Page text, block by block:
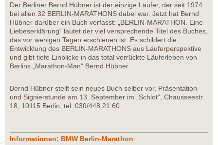
Der Berliner Bernd Hübner ist der einzige Läufer, der seit 1974
bei allen 32 BERLIN-MARATHONS dabei war. Jetzt hat Bernd
Hübner darüber ein Buch verfasst: „BERLIN-MARATHON. Eine
Liebeserklärung“ lautet der viel versprechende Titel des Buches,
das vor wenigen Tagen erschienen ist. Es schildert die
Entwicklung des BERLIN-MARATHONS aus Läuferperspektive
und gibt tiefe Einblicke in das total verrückte Läuferleben von
Berlins „Marathon-Man“ Bernd Hübner.
Bernd Hübner stellt sein neues Buch selber vor, Präsentation
und Signierstunde am 13. September im „Schlot“, Chausseestr.
18, 10115 Berlin, tel: 030/448 21 60.
Informationen: BMW Berlin-Marathon